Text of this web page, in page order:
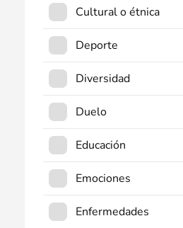
Cultural o étnica
Deporte
Diversidad
Duelo
Educación
Emociones
Enfermedades